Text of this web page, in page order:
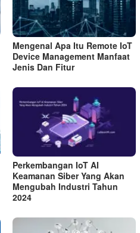
Mengenal Apa Itu Remote IoT
Device Management Manfaat
Jenis Dan Fitur
Perkembangan IoT AI
Keamanan Siber Yang Akan
Mengubah Industri Tahun
2024